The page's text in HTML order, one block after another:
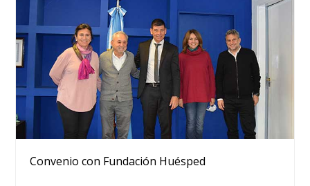
Convenio con Fundación Huésped